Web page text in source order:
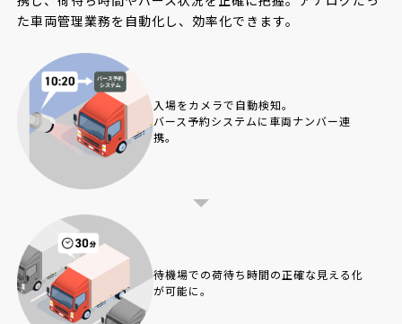
た車両管理業務を自動化し、効率化できます。
入場をカメラで自動検知。
バース予約システムに 車両ナンバー連
携。
待機場での荷待ち時間の正確な見える化
が可能に。